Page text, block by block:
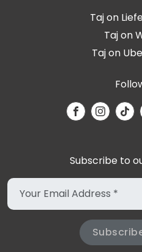
Taj on
Taj on
Taj on
Subscribe to